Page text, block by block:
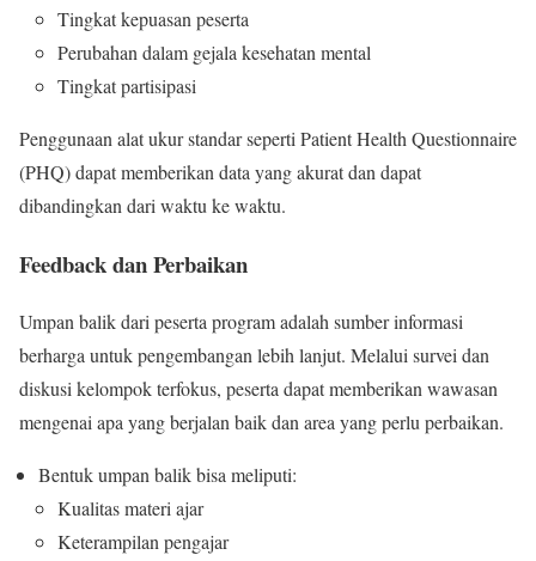
Tingkat kepuasan peserta
Perubahan dalam gejala kesehatan mental
Tingkat partisipasi
Penggunaan alat ukur standar seperti Patient Health Questionnaire
(PHQ) dapat memberikan data yang akurat dan dapat
dibandingkan dari waktu ke waktu.
Feedback dan Perbaikan
Umpan balik dari peserta program adalah sumber informasi
berharga untuk pengembangan lebih lanjut. Melalui survei dan
diskusi kelompok terfokus, peserta dapat memberikan wawasan
mengenai apa yang berjalan baik dan area yang perlu perbaikan.
Bentuk umpan balik bisa meliputi:
Kualitas materi ajar
Keterampilan pengajar